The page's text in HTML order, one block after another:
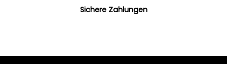
Sichere Zahlungen